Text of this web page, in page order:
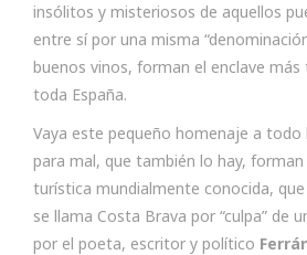
insólitos y misteriosos de aquellos
entre sí por una misma
buenos vinos, forman el enclave
toda España.
Vaya este pequeño homenaje a todo
para mal, que también lo hay, forman
turística mundialmente conocida, que
se llama Costa Brava por “culpa” de
por el poeta, escritor y político